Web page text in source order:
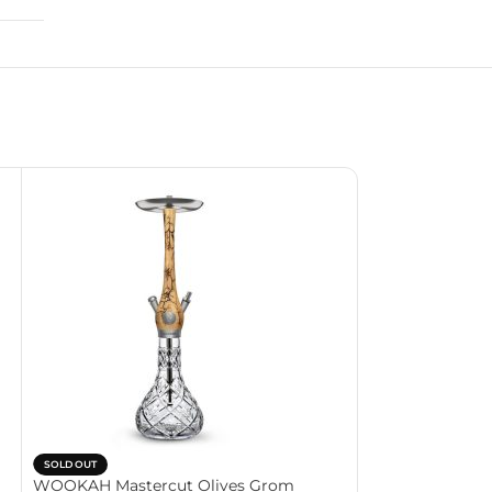
SOLD OUT
WOOKAH Mastercut Olives Grom